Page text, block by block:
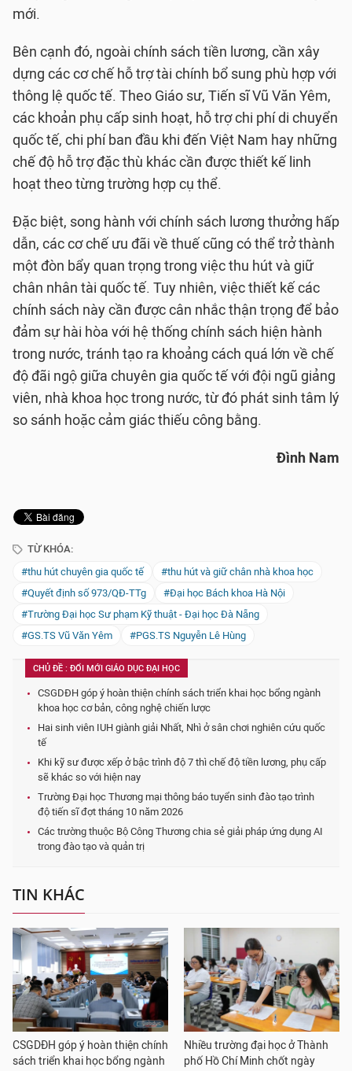
mới.
Bên cạnh đó, ngoài chính sách tiền lương, cần xây
dựng các cơ chế hỗ trợ tài chính bổ sung phù hợp với
thông lệ quốc tế. Theo Giáo sư, Tiến sĩ Vũ Văn Yêm,
các khoản phụ cấp sinh hoạt, hỗ trợ chi phí di chuyển
quốc tế, chi phí ban đầu khi đến Việt Nam hay những
chế độ hỗ trợ đặc thù khác cần được thiết kế linh
hoạt theo từng trường hợp cụ thể.
Đặc biệt, song hành với chính sách lương thưởng hấp
dẫn, các cơ chế ưu đãi về thuế cũng có thể trở thành
một đòn bẩy quan trọng trong việc thu hút và giữ
chân nhân tài quốc tế. Tuy nhiên, việc thiết kế các
chính sách này cần được cân nhắc thận trọng để bảo
đảm sự hài hòa với hệ thống chính sách hiện hành
trong nước, tránh tạo ra khoảng cách quá lớn về chế
độ đãi ngộ giữa chuyên gia quốc tế với đội ngũ giảng
viên, nhà khoa học trong nước, từ đó phát sinh tâm lý
so sánh hoặc cảm giác thiếu công bằng.
Đình Nam
TỪ KHÓA:
#thu hút chuyên gia quốc tế
#thu hút và giữ chân nhà khoa học
#Quyết định số 973/QĐ-TTg
#Đại học Bách khoa Hà Nội
#Trường Đại học Sư phạm Kỹ thuật - Đại học Đà Nẵng
#GS.TS Vũ Văn Yêm
#PGS.TS Nguyễn Lê Hùng
CHỦ ĐỀ : ĐỔI MỚI GIÁO DỤC ĐẠI HỌC
CSGDĐH góp ý hoàn thiện chính sách triển khai học bổng ngành
khoa học cơ bản, công nghệ chiến lược
Hai sinh viên IUH giành giải Nhất, Nhì ở sân chơi nghiên cứu quốc
tế
Khi kỹ sư được xếp ở bậc trình độ 7 thì chế độ tiền lương, phụ cấp
sẽ khác so với hiện nay
Trường Đại học Thương mại thông báo tuyển sinh đào tạo trình
độ tiến sĩ đợt tháng 10 năm 2026
Các trường thuộc Bộ Công Thương chia sẻ giải pháp ứng dụng AI
trong đào tạo và quản trị
TIN KHÁC
CSGDĐH góp ý hoàn thiện chính
sách triển khai học bổng ngành
Nhiều trường đại học ở Thành
phố Hồ Chí Minh chốt ngày